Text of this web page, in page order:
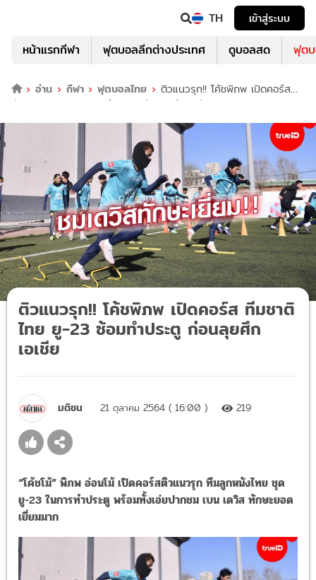
TH เข้าสู่ระบบ
หน้าแรกกีฬา ฟุตบอลลีกต่างประเทศ ดูบอลสด ฟุต
อ่าน กีฬา ฟุตบอลไทย
ติวแนวรุก!! โค้ชพิภพ เปิดคอร์ส
ทีมชาติไทย ยู-23 ซ้อมทำประตู ก่อนลุยศึกเอเชีย
ติวแนวรุก!! โค้ชพิภพ เปิดคอร์ส ทีมชาติ
ไทย ยู-23 ซ้อมทำประตู ก่อนลุยศึก
เอเชีย
มติชน 21 ตุลาคม 2564 ( 16:00 ) 219
“โค้ชโม้” พิภพ อ่อนโม้ เปิดคอร์สติวแนวรุก ทีมลูกหนังไทย ชุด
ยู-23 ในการทำประตู พร้อมทั้งเอ่ยปากชม เบน เดวิส ทักษะยอด
เยี่ยมมาก